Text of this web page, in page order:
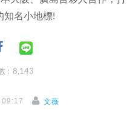
知名小地標!
: 8,143
文薇